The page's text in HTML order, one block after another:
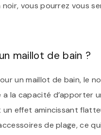
vous pourrez vous
maillot de bain ?
un maillot de bain, le
la capacité d’apporter
effet amincissant
de plage, ce